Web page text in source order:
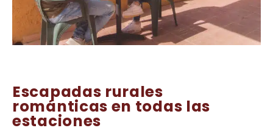
Escapadas rurales
románticas en todas las
estaciones